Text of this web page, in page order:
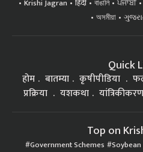
Krishi Jagran हिंदी বাঙালি ਪੰਜਾਬੀ
অসমীয়া
Quick
होम बातम्या कृषीपीडिया
प्रक्रिया
यशकथा
Top on
Government Schemes